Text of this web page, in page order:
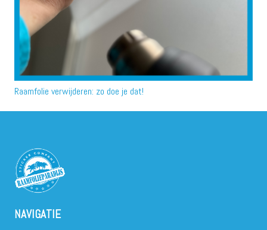
Raamfolie verwijderen: zo doe je dat!
NAVIGATIE